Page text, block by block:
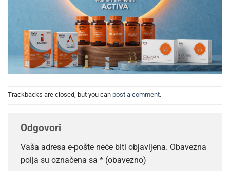
Trackbacks are closed, but you can post a comment.
Odgovori
Vaša adresa e-pošte neće biti objavljena. Obavezna
polja su označena sa * (obavezno)